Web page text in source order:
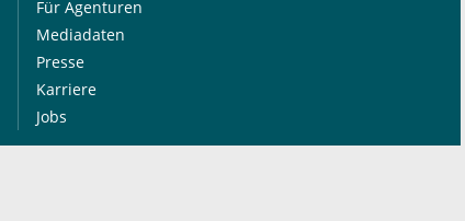
Für Agenturen
Mediadaten
Presse
Karriere
Jobs